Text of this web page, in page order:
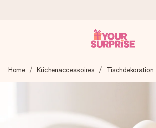
Wir bereiten dein Geschenk sorgfältig
blitzschnell – damit du es genau zum
Home Küchenaccessoires Tischdekoration